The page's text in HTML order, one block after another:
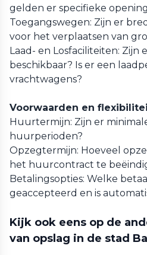
gelden er specifieke
Toegangswegen: Zijn er
voor het verplaatsen van
Laad- en Losfaciliteiten: Zijn
beschikbaar? Is er een
vrachtwagens?
Voorwaarden en
Huurtermijn: Zijn er
huurperioden?
Opzegtermijn: Hoeveel
het huurcontract te
Betalingsopties: Welke
geaccepteerd en is
Kijk ook eens op de
van opslag in de stad